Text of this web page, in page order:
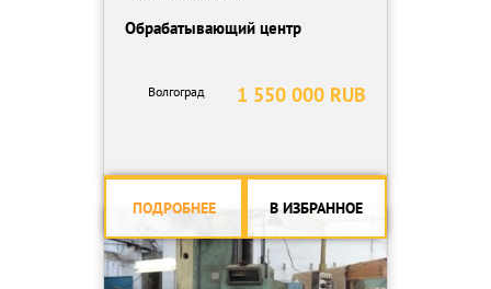
Обрабатывающий центр
1 550 000 RUB
Волгоград
ПОДРОБНЕЕ В ИЗБРАННОЕ